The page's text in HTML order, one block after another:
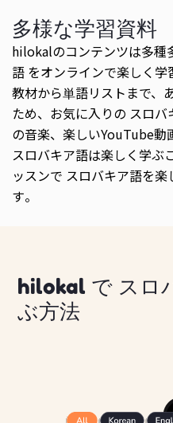
多様な学習資料
hilokalのコンテンツは多種
語 をオンラインで楽しく
教材から単語リストまで、
ため、お気に入りの スロ
の音楽、楽しいYouTube動
スロバキア語は楽しく学
ッスンで スロバキア語を
す。
hilokal で スロ
ぶ方法